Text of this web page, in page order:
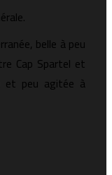
belle à peu
Cap Spartel et
et peu agitée à